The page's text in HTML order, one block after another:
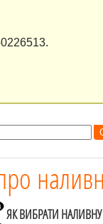
ЯК ВИБРАТИ НАЛИВНУ